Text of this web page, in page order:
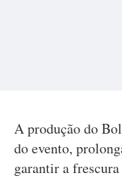
A produção do
do evento,
garantir a